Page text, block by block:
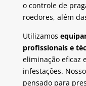
o controle de
roedores, além
Utilizamos
profissionais e
eliminação eficaz
infestações.
pensado para